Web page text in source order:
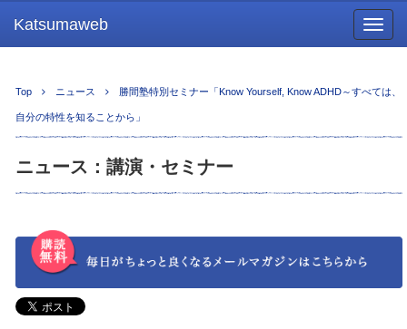
Katsumaweb
Top ニュース 勝間塾特別セミナー「Know Yourself, Know ADHD～すべては、
自分の特性を知ることから」
ニュース：講演・セミナー